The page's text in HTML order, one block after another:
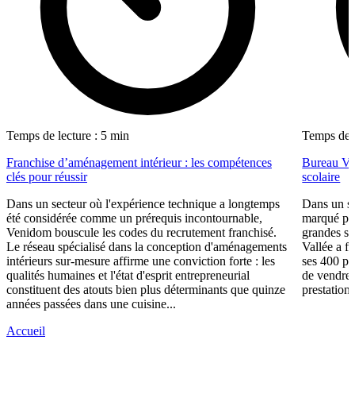
Temps de lecture : 5 min
Franchise d’aménagement intérieur : les compétences
clés pour réussir
Dans un secteur où l'expérience technique a longtemps
été considérée comme un prérequis incontournable,
Venidom bouscule les codes du recrutement franchisé.
Le réseau spécialisé dans la conception d'aménagements
intérieurs sur-mesure affirme une conviction forte : les
qualités humaines et l'état d'esprit entrepreneurial
constituent des atouts bien plus déterminants que quinze
années passées dans une cuisine...
Temps de
Bureau
scolaire
Dans un
marqué
grandes
Vallée a
ses 400
de vendre
Accueil